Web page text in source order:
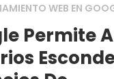
WEB EN
Permite